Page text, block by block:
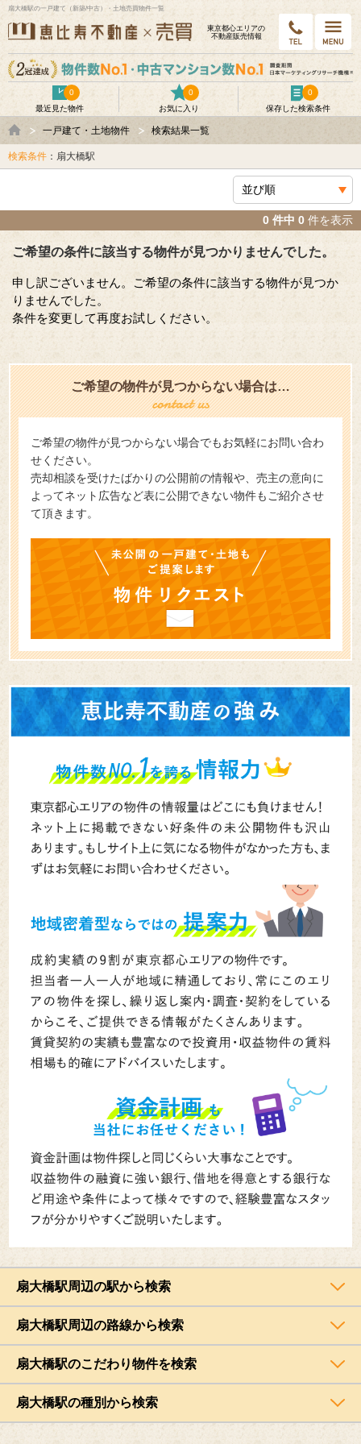
扇大橋駅の一戸建て（新築/中古）・土地売買物件一覧
東京都⼼エリアの
不動産販売情報
最近見た物件
0
お気に入り
0
保存した検索条件
0
一戸建て・土地物件 検索結果一覧
検索条件 ：扇大橋駅
0 件中 0 件を表示
ご希望の条件に該当する物件が見つかりませんでした。
申し訳ございません。ご希望の条件に該当する物件が見つか
りませんでした。
条件を変更して再度お試しください。
ご希望の物件が見つからない場合は…
ご希望の物件が見つからない場合でもお気軽にお問い合わ
せください。
売却相談を受けたばかりの公開前の情報や、売主の意向に
よってネット広告など表に公開できない物件もご紹介させ
て頂きます。
扇大橋駅周辺の駅から検索
扇大橋駅周辺の路線から検索
扇大橋駅のこだわり物件を検索
扇大橋駅の種別から検索